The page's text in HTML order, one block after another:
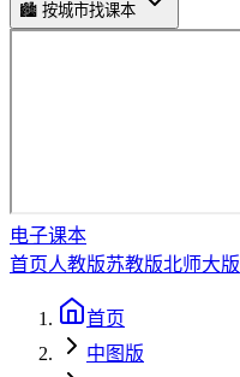
🏙️ 按城市找课本
电子课本
首页人教版苏教版北师大版
首页
中图版